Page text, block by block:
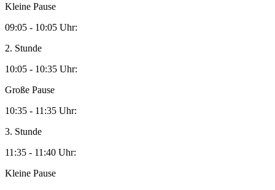
Kleine Pause
09:05 - 10:05 Uhr:
2. Stunde
10:05 - 10:35 Uhr:
Große Pause
10:35 - 11:35 Uhr:
3. Stunde
11:35 - 11:40 Uhr:
Kleine Pause